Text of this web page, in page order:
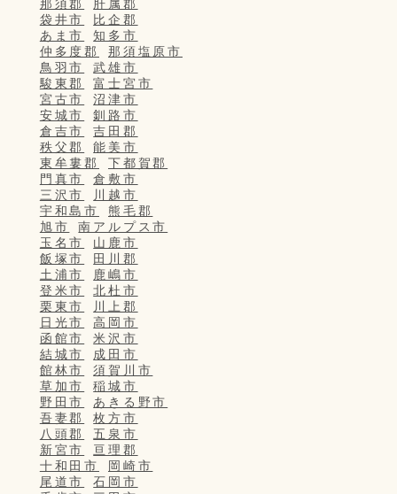
那須郡
肝属郡
袋井市
比企郡
あま市
知多市
仲多度郡
那須塩原市
鳥羽市
武雄市
駿東郡
富士宮市
宮古市
沼津市
安城市
釧路市
倉吉市
吉田郡
秩父郡
能美市
東牟婁郡
下都賀郡
門真市
倉敷市
三沢市
川越市
宇和島市
熊毛郡
旭市
南アルプス市
玉名市
山鹿市
飯塚市
田川郡
土浦市
鹿嶋市
登米市
北杜市
栗東市
川上郡
日光市
高岡市
函館市
米沢市
結城市
成田市
館林市
須賀川市
草加市
稲城市
野田市
あきる野市
吾妻郡
枚方市
八頭郡
五泉市
新宮市
亘理郡
十和田市
岡崎市
尾道市
石岡市